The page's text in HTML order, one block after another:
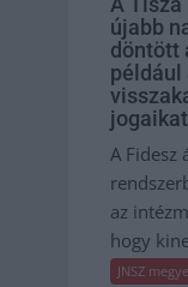
újabb
döntött
például
jogaikat
A Fidesz
az
hogy
JNSZ